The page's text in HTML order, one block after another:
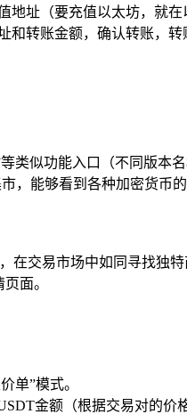
址（要充值以太坊，就
转账金额，确认转账，
类似功能入口（不同版本
，能够看到各种加密货币
交易市场中如同寻找独特
面。
单”模式。
金额（根据交易对的价